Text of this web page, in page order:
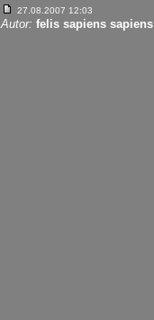
27.08.2007 12:03
Autor: felis sapiens sapiens